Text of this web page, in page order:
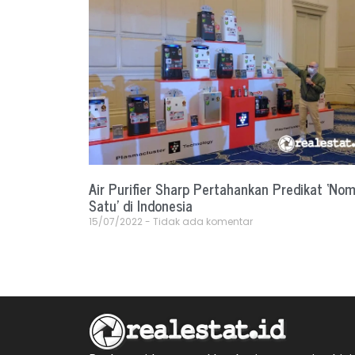
Air Purifier Sharp Pertahankan Predikat
Satu’ di Indonesia
15/07/2022 Tidak ada komentar